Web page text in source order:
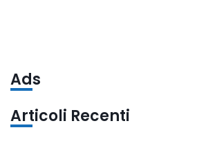
Ads
Articoli Recenti